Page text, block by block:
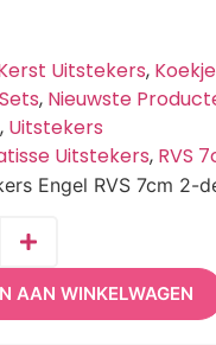
Uitstekers,
, Nieuwste
, Uitstekers
Uitstekers, RVS
Engel RVS 7cm 2-
AAN WINKELWAGEN